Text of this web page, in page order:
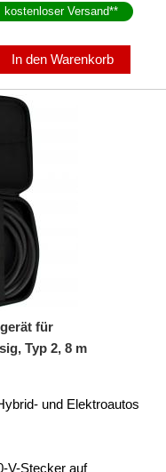
kostenloser Versand**
In den Warenkorb
für
Typ 2, 8 m
und Elektroautos
V-Stecker auf